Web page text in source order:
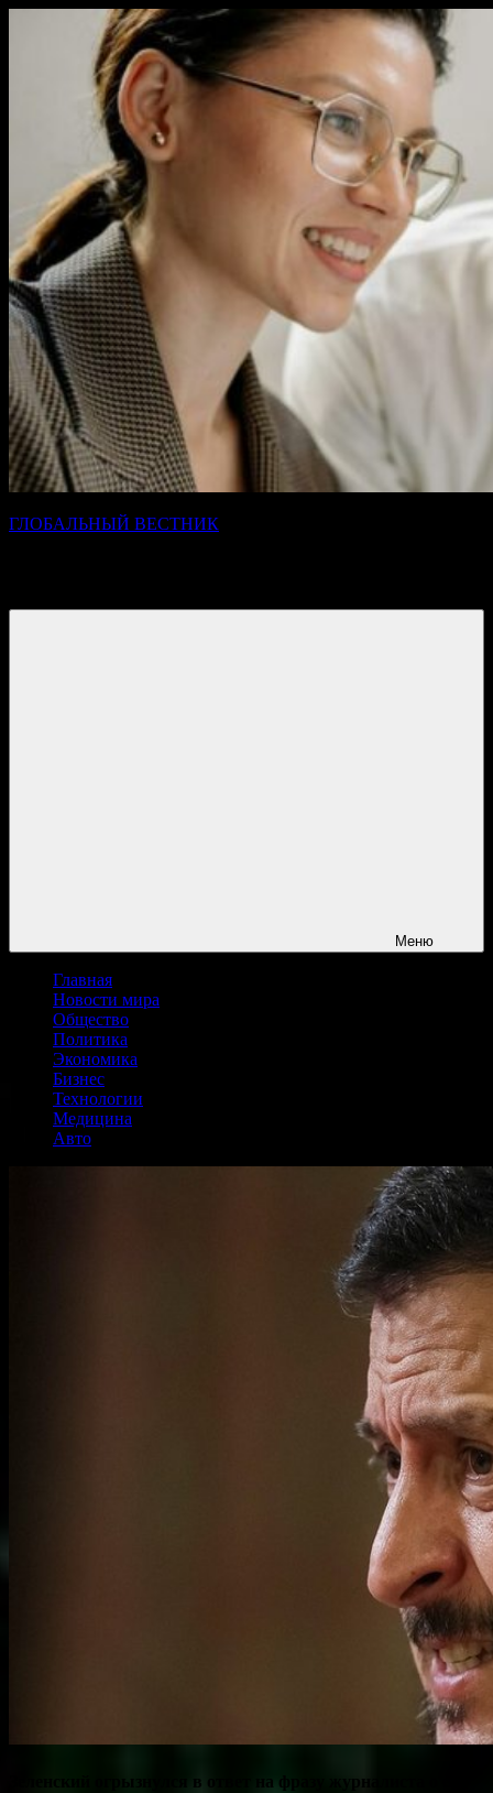
содержимому
ГЛОБАЛЬНЫЙ ВЕСТНИК
Меню
Главная
Новости мира
Общество
Политика
Экономика
Бизнес
Технологии
Медицина
Авто
Зеленский огрызнулся в ответ на фразу журналиста о его